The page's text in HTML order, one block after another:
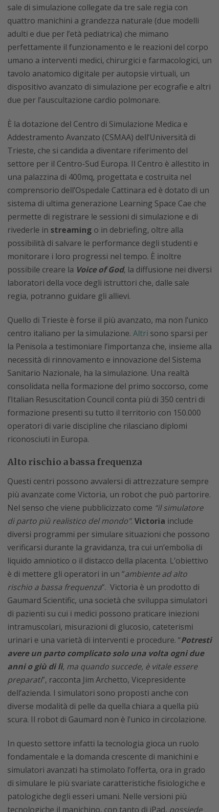
sale di simulazione collegate da tre sale regia con
quattro manichini a grandezza naturale (due modelli
adulti e due per l’età pediatrica) che mimano
perfettamente il funzionamento e le reazioni del corpo
umano a interventi medici, chirurgici e farmacologici, un
tavolo anatomico digitale per autopsie virtuali, un
dispositivo avanzato di simulazione per ecografie e altri
due per l’auscultazione cardio polmonare.
È la dotazione del Centro di Simulazione Medica e
Addestramento Avanzato (CSMAA) dell’Università di
Trieste, che si candida a diventare riferimento del
settore per il Centro-Sud Europa. Il Centro è allestito in
una palazzina di 400mq, progettata e costruita nel
comprensorio dell’Ospedale Cattinara ed è dotato di un
sistema di ultima generazione Learning Space Cae che
permette di registrare le sessioni di simulazione e di
rivederle in streaming o in debriefing, oltre alla
possibilità di salvare le performance degli studenti e
monitorare i loro progressi nel tempo. È inoltre
possibile creare la Voice of God, la diffusione nei diversi
laboratori della voce degli istruttori che, dalle sale
regia, potranno guidare gli allievi.
Quello di Trieste è forse il più avanzato, ma non l’unico
centro italiano per la simulazione. Altri sono sparsi per
la Penisola a testimoniare l’importanza che, insieme alla
necessità di rinnovamento e innovazione del Sistema
Sanitario Nazionale, ha la simulazione. Una realtà
consolidata nella formazione del primo soccorso, come
l’Italian Resuscitation Council conta più di 350 centri di
formazione presenti su tutto il territorio con 150.000
operatori di varie discipline che rilasciano diplomi
riconosciuti in Europa.
Alto rischio a bassa frequenza
Questi centri possono avvalersi di attrezzature sempre
più avanzate come Victoria, un robot che può partorire.
Nel senso che viene pubblicizzato come “il simulatore
di parto più realistico del mondo”. Victoria include
diversi programmi per simulare situazioni che possono
verificarsi durante la gravidanza, tra cui un’embolia di
liquido amniotico o il distacco della placenta. L’obiettivo
è di mettere gli operatori in un “ambiente ad alto
rischio a bassa frequenza“. Victoria è un prodotto di
Gaumard Scientific, una società che sviluppa simulatori
di pazienti su cui i medici possono praticare iniezioni
intramuscolari, misurazioni di glucosio, cateterismi
urinari e una varietà di interventi e procedure. “Potresti
avere un parto complicato solo una volta ogni due
anni o giù di lì, ma quando succede, è vitale essere
preparati”, racconta Jim Archetto, Vicepresidente
dell’azienda. I simulatori sono proposti anche con
diverse modalità di pelle da quella chiara a quella più
scura. Il robot di Gaumard non è l’unico in circolazione.
In questo settore infatti la tecnologia gioca un ruolo
fondamentale e la domanda crescente di manichini e
simulatori avanzati ha stimolato l’offerta, ora in grado
di simulare le più svariate caratteristiche fisiologiche e
patologiche degli esseri umani. Nelle versioni più
tecnologiche il manichino, con tanto di iPad, possiede